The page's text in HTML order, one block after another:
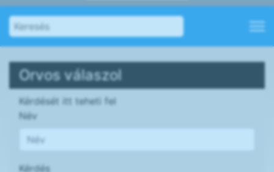
Orvos válaszol
Kérdését itt teheti fel
Név
Kérdés